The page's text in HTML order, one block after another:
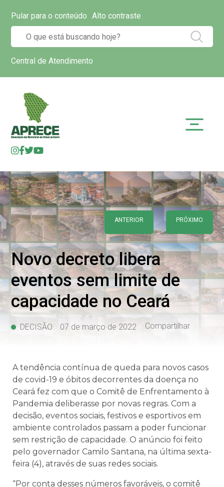
Pular para o conteúdo Alto contraste
Central de Atendimento
ANTERIOR PRÓXIMO
Novo decreto libera
eventos sem limite de
capacidade no Ceará
DECISÃO 07 de março de 2022 Compartilhar
A tendência contínua de queda para novos casos
de covid-19 e óbitos decorrentes da doença no
Ceará fez com que o Comitê de Enfrentamento à
Pandemia deliberasse por novas regras. Com a
decisão, eventos sociais, festivos e esportivos em
ambiente controlados passam a poder funcionar
sem restrição de capacidade. O anúncio foi feito
pelo governador Camilo Santana, na última sexta-
feira (4), através de suas redes sociais.
“Por conta desses números favoráveis, o comitê